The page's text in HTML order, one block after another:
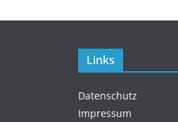
Links
Datenschutz
Impressum